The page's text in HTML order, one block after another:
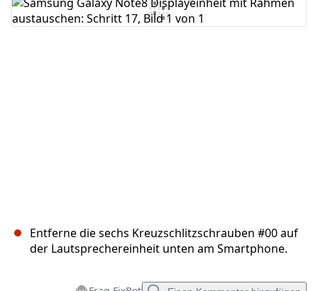
Kommentar hinzufügen
Entferne die sechs Kreuzschlitzschrauben #00 auf
der Lautsprechereinheit unten am Smartphone.